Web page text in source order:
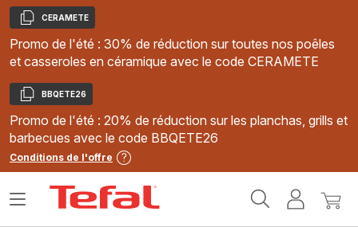
Copier
CERAMETE
Promo de l'été : 30% de réduction sur toutes nos poêles
et casseroles en céramique avec le code CERAMETE
Copier
BBQETE26
Promo de l'été : 20% de réduction sur les planchas, grills et
barbecues avec le code BBQETE26
Conditions de l'offre
MonMon
Ouvrir